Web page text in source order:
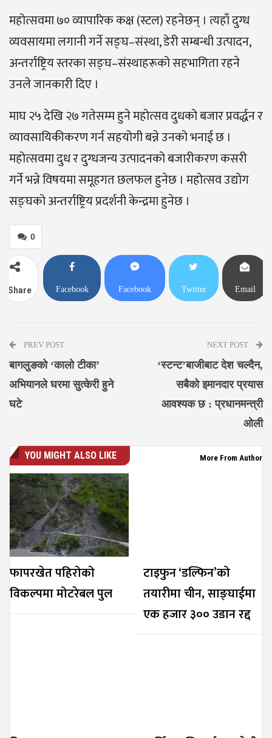
महोत्सवमा ७० व्यापारिक कक्ष (स्टल) रहनेछन् । त्यहाँ दुग्ध
व्यवसायमा लगानी गर्ने सङ्घ–संस्था, डेरी सम्बन्धी उत्पादन,
अन्तर्राष्ट्रिय स्तरका सङ्घ–संस्थाहरूको सहभागिता रहने
उनले जानकारी दिए ।
माघ २५ देखि २७ गतेसम्म हुने महोत्सव दुधको बजार प्रवर्द्धन र
व्यावसायिकीकरण गर्न सहयोगी बन्ने उनको भनाई छ ।
महोत्सवमा दुध र दुग्धजन्य उत्पादनको बजारीकरण कसरी
गर्ने भन्ने विषयमा समूहगत छलफल हुनेछ । महोत्सव उद्योग
सङ्घको अन्तर्राष्ट्रिय प्रदर्शनी केन्द्रमा हुनेछ ।
0
Share Facebook Facebook Twitter Email
PREV POST
बागलुङको ‘कालो टीका’
अभियानले घरमा सुत्केरी हुने
घटे
NEXT POST
‘स्टन्ट’बाजीबाट देश चल्दैन,
सबैको इमानदार प्रयास
आवश्यक छ : प्रधानमन्त्री
ओली
YOU MIGHT ALSO LIKE More From Author
फापरखेत पहिरोको
विकल्पमा मोटरेबल पुल
टाइफुन ‘डल्फिन’को
तयारीमा चीन, साङ्घाईमा
एक हजार ३०० उडान रद्द